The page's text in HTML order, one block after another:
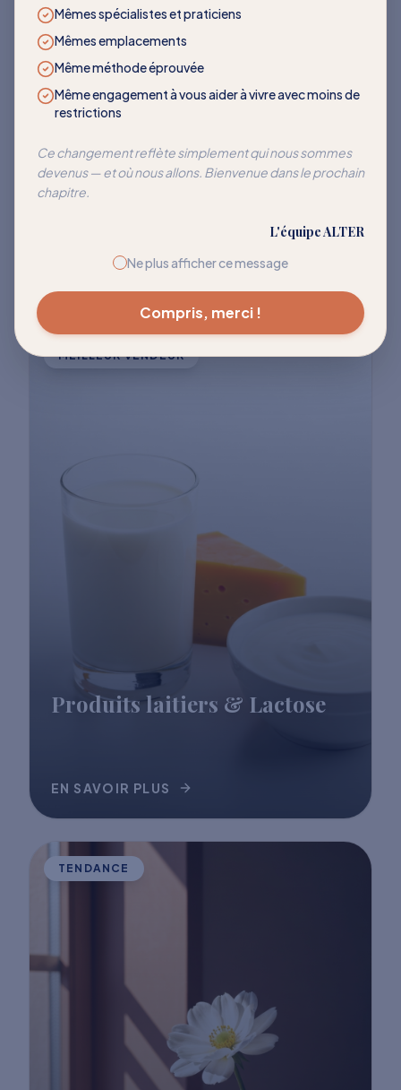
Mêmes spécialistes et praticiens
Mêmes emplacements
Même méthode éprouvée
Même engagement à vous aider à vivre avec moins de
restrictions
Ce changement reflète simplement qui nous sommes
devenus — et où nous allons. Bienvenue dans le prochain
chapitre.
L'équipe ALTER
Ne plus afficher ce message
Compris, merci !
LES PLUS DEMANDÉS
Des programmes qui
transforment
Rejoignez des milliers de clients qui ont
réussi à réentraîner leur corps pour cesser
de réagir à ces déclencheurs courants.
Explorer tous les programmes
MEILLEUR VENDEUR
Produits laitiers & Lactose
EN SAVOIR PLUS
TENDANCE